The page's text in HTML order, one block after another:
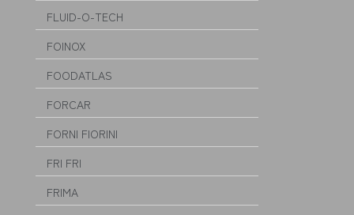
FLUID-O-TECH
FOINOX
FOODATLAS
FORCAR
FORNI FIORINI
FRI FRI
FRIMA